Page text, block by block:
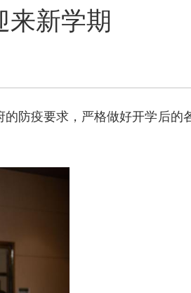
来新学期
防疫要求，严格做好开学后的